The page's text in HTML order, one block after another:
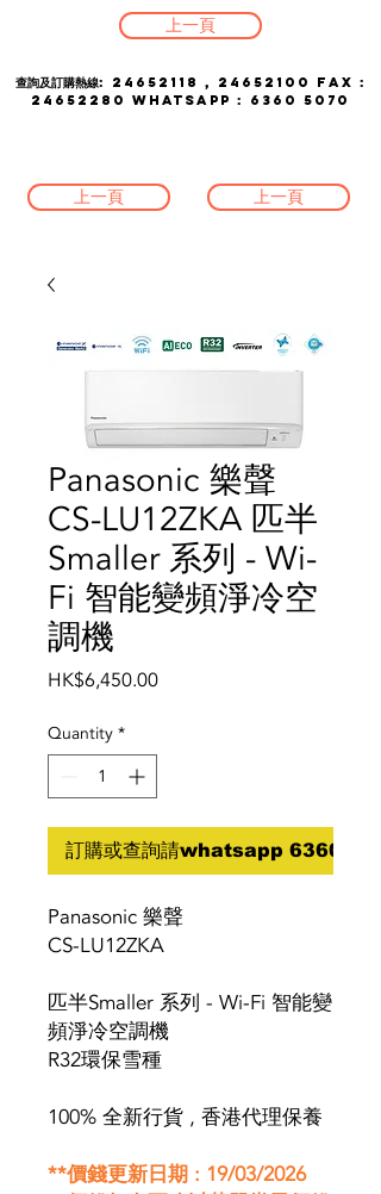
上一頁
查詢及訂購熱線: 24652118 , 24652100
FAX :
24652280 whatsapp : 6360 5070
上一頁 上一頁
Panasonic 樂聲
CS-LU12ZKA 匹半
Smaller 系列 - Wi-
Fi 智能變頻淨冷空
調機
HK$6,450.00Price
Quantity *
訂購或查詢請whatsapp 6360
Panasonic 樂聲
CS-LU12ZKA
匹半Smaller 系列 - Wi-Fi 智能變
頻淨冷空調機
R32環保雪種
100% 全新行貨 , 香港代理保養
**價錢更新日期 : 19/03/2026